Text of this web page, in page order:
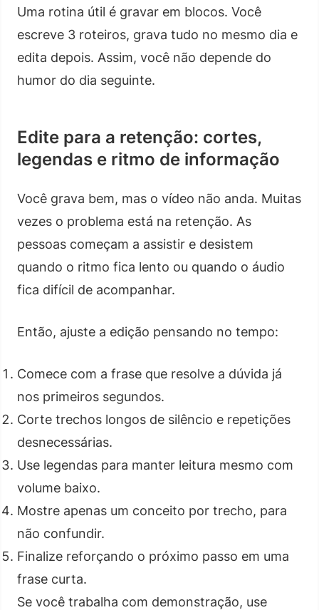
Uma rotina útil é gravar em blocos. Você
escreve 3 roteiros, grava tudo no mesmo dia e
edita depois. Assim, você não depende do
humor do dia seguinte.
Edite para a retenção: cortes,
legendas e ritmo de informação
Você grava bem, mas o vídeo não anda. Muitas
vezes o problema está na retenção. As
pessoas começam a assistir e desistem
quando o ritmo fica lento ou quando o áudio
fica difícil de acompanhar.
Então, ajuste a edição pensando no tempo:
Comece com a frase que resolve a dúvida já
nos primeiros segundos.
Corte trechos longos de silêncio e repetições
desnecessárias.
Use legendas para manter leitura mesmo com
volume baixo.
Mostre apenas um conceito por trecho, para
não confundir.
Finalize reforçando o próximo passo em uma
frase curta.
Se você trabalha com demonstração, use